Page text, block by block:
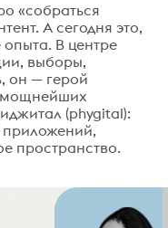
«собраться
А сегодня это,
В центре
выборы,
он — герой
мощнейших
(phygital):
приложений,
пространство.